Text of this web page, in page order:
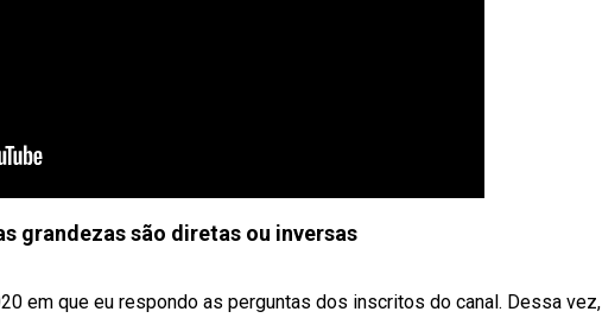
grandezas são diretas ou inversas
em que eu respondo as perguntas dos inscritos do canal. Dessa vez,